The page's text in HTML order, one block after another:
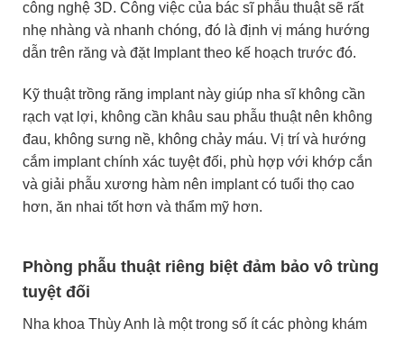
công nghệ 3D. Công việc của bác sĩ phẫu thuật sẽ rất
nhẹ nhàng và nhanh chóng, đó là định vị máng hướng
dẫn trên răng và đặt Implant theo kế hoạch trước đó.
Kỹ thuật trồng răng implant này giúp nha sĩ không cần
rạch vạt lợi, không cần khâu sau phẫu thuật nên không
đau, không sưng nề, không chảy máu. Vị trí và hướng
cắm implant chính xác tuyệt đối, phù hợp với khớp cắn
và giải phẫu xương hàm nên implant có tuổi thọ cao
hơn, ăn nhai tốt hơn và thẩm mỹ hơn.
Phòng phẫu thuật riêng biệt đảm bảo vô trùng
tuyệt đối
Nha khoa Thùy Anh là một trong số ít các phòng khám